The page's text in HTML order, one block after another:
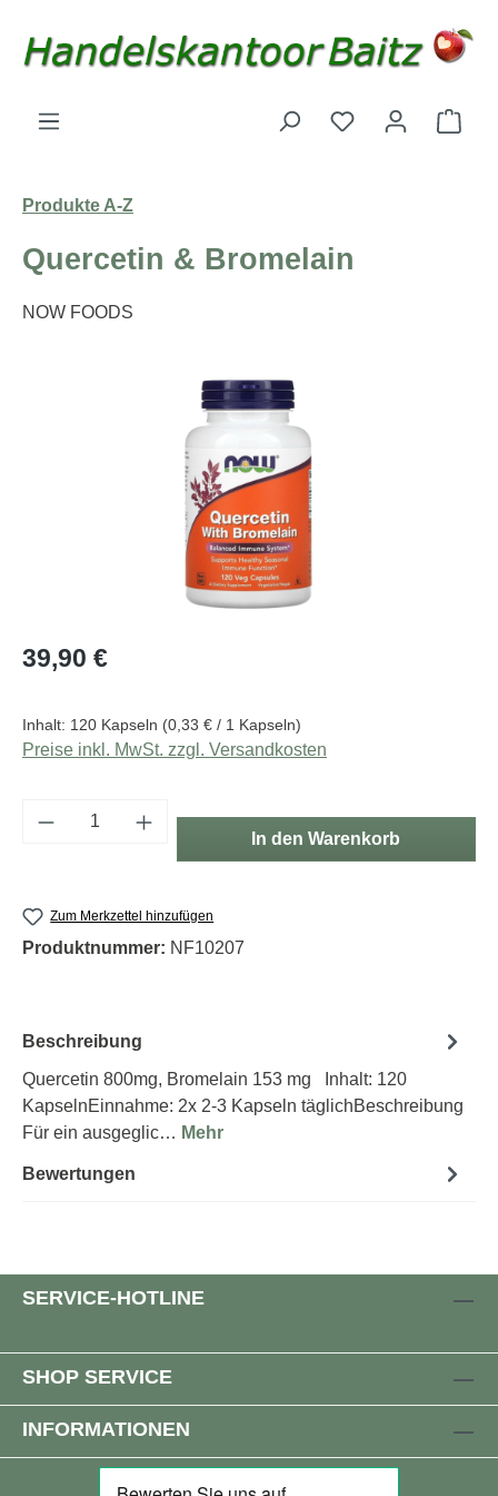
Du hast 0
Produkte A-Z
Quercetin & Bromelain
NOW FOODS
Bildergalerie überspringen
Regulärer Preis:
39,90 €
Inhalt: 120 Kapseln (0,33 € / 1 Kapseln)
Preise inkl. MwSt. zzgl. Versandkosten
Produkt Anzahl: Gib den gewünschten
In den Warenkorb
Zum Merkzettel hinzufügen
Produktnummer: NF10207
Beschreibung
Quercetin 800mg, Bromelain 153 mg Inhalt: 120
KapselnEinnahme: 2x 2-3 Kapseln täglichBeschreibung
Für ein ausgeglic… Mehr
Bewertungen
SERVICE-HOTLINE
SHOP SERVICE
INFORMATIONEN